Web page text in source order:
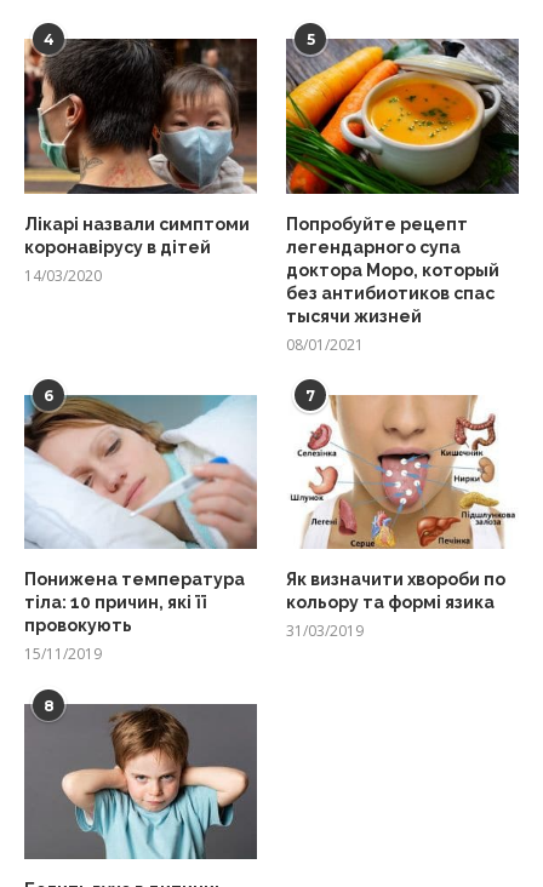
4
Лікарі назвали симптоми
коронавірусу в дітей
14/03/2020
5
Попробуйте рецепт
легендарного супа
доктора Моро, который
без антибиотиков спас
тысячи жизней
08/01/2021
6
Понижена температура
тіла: 10 причин, які її
провокують
15/11/2019
7
Як визначити хвороби по
кольору та формі язика
31/03/2019
8